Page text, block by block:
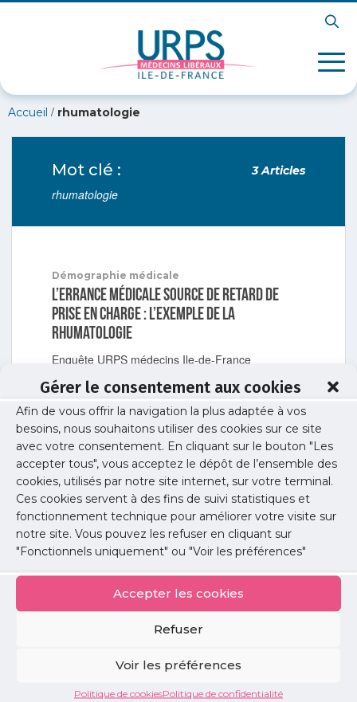
Gérer le consentement aux cookies
Afin de vous offrir la navigation la plus adaptée à vos
besoins, nous souhaitons utiliser des cookies sur ce site
avec votre consentement. En cliquant sur le bouton "Les
accepter tous", vous acceptez le dépôt de l’ensemble des
cookies, utilisés par notre site internet, sur votre terminal.
Ces cookies servent à des fins de suivi statistiques et
fonctionnement technique pour améliorer votre visite sur
notre site. Vous pouvez les refuser en cliquant sur
"Fonctionnels uniquement" ou "Voir les préférences"
Accepter les cookies
Refuser
Voir les préférences
Politique de cookiesPolitique de confidentialité
Accueil / rhumatologie
Mot clé : 3 Articles
rhumatologie
Démographie médicale
L’errance médicale source de retard de
prise en charge : l’exemple de la
rhumatologie
Enquête URPS médecins Ile-de-France
Lire l'article
Études / Enquêtes
Parcours patient et errance de diagnostic
en rhumatologie
Enquête menée en juillet 2025.
Lire l'article
Installation/ Soirées libérales
Soirée libérale rhumatologie
Retour sur la soirée libérale rhumatologie du 9